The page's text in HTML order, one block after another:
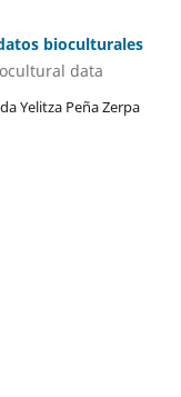
bioculturales
data
Yelitza Peña Zerpa